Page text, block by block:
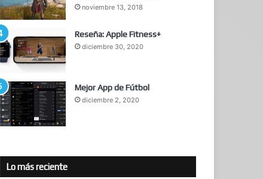
noviembre 13, 2018
Reseña: Apple Fitness+
diciembre 30, 2020
Mejor App de Fútbol
diciembre 2, 2020
Lo más reciente